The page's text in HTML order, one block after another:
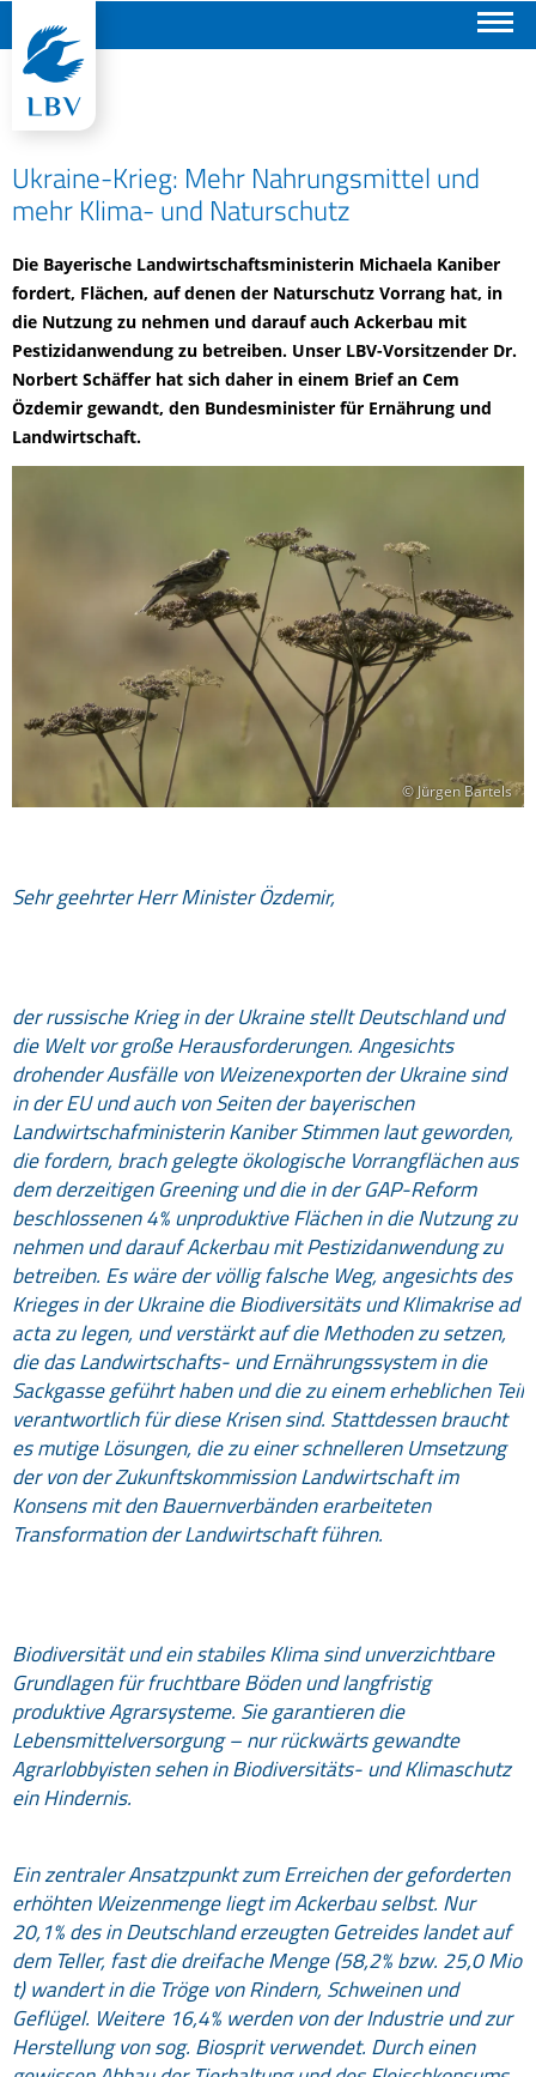
Ukraine-Krieg: Mehr Nahrungsmittel und
mehr Klima- und Naturschutz
Die Bayerische Landwirtschaftsministerin Michaela Kaniber
fordert, Flächen, auf denen der Naturschutz Vorrang hat, in
die Nutzung zu nehmen und darauf auch Ackerbau mit
Pestizidanwendung zu betreiben. Unser LBV-Vorsitzender Dr.
Norbert Schäffer hat sich daher in einem Brief an Cem
Özdemir gewandt, den Bundesminister für Ernährung und
Landwirtschaft.
© Jürgen Bartels
Sehr geehrter Herr Minister Özdemir,
der russische Krieg in der Ukraine stellt Deutschland und
die Welt vor große Herausforderungen. Angesichts
drohender Ausfälle von Weizenexporten der Ukraine sind
in der EU und auch von Seiten der bayerischen
Landwirtschafministerin Kaniber Stimmen laut geworden,
die fordern, brach gelegte ökologische Vorrangflächen aus
dem derzeitigen Greening und die in der GAP-Reform
beschlossenen 4% unproduktive Flächen in die Nutzung zu
nehmen und darauf Ackerbau mit Pestizidanwendung zu
betreiben. Es wäre der völlig falsche Weg, angesichts des
Krieges in der Ukraine die Biodiversitäts und Klimakrise ad
acta zu legen, und verstärkt auf die Methoden zu setzen,
die das Landwirtschafts- und Ernährungssystem in die
Sackgasse geführt haben und die zu einem erheblichen Teil
verantwortlich für diese Krisen sind. Stattdessen braucht
es mutige Lösungen, die zu einer schnelleren Umsetzung
der von der Zukunftskommission Landwirtschaft im
Konsens mit den Bauernverbänden erarbeiteten
Transformation der Landwirtschaft führen.
Biodiversität und ein stabiles Klima sind unverzichtbare
Grundlagen für fruchtbare Böden und langfristig
produktive Agrarsysteme. Sie garantieren die
Lebensmittelversorgung – nur rückwärts gewandte
Agrarlobbyisten sehen in Biodiversitäts- und Klimaschutz
ein Hindernis.
Ein zentraler Ansatzpunkt zum Erreichen der geforderten
erhöhten Weizenmenge liegt im Ackerbau selbst. Nur
20,1% des in Deutschland erzeugten Getreides landet auf
dem Teller, fast die dreifache Menge (58,2% bzw. 25,0 Mio
t) wandert in die Tröge von Rindern, Schweinen und
Geflügel. Weitere 16,4% werden von der Industrie und zur
Herstellung von sog. Biosprit verwendet. Durch einen